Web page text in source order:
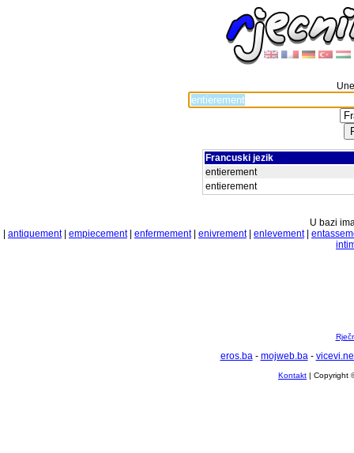
Francuski jezik
entierement
entierement
U bazi
antiquement| empiecement| enfermement| enivrement| enlevement|
eros.ba- mojweb.ba-
Kontakt | Copyright